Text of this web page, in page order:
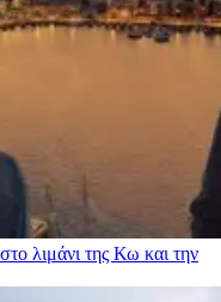
λιμάνι της Κω και την